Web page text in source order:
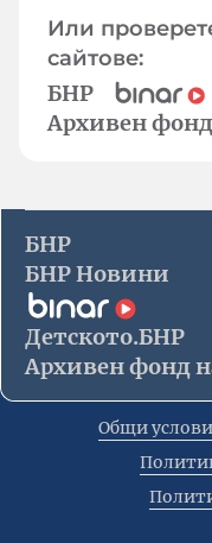
Или
сайтове:
БНР
Архивен
БНР
БНР Новини
Детското.БНР
Архивен фонд
Общи